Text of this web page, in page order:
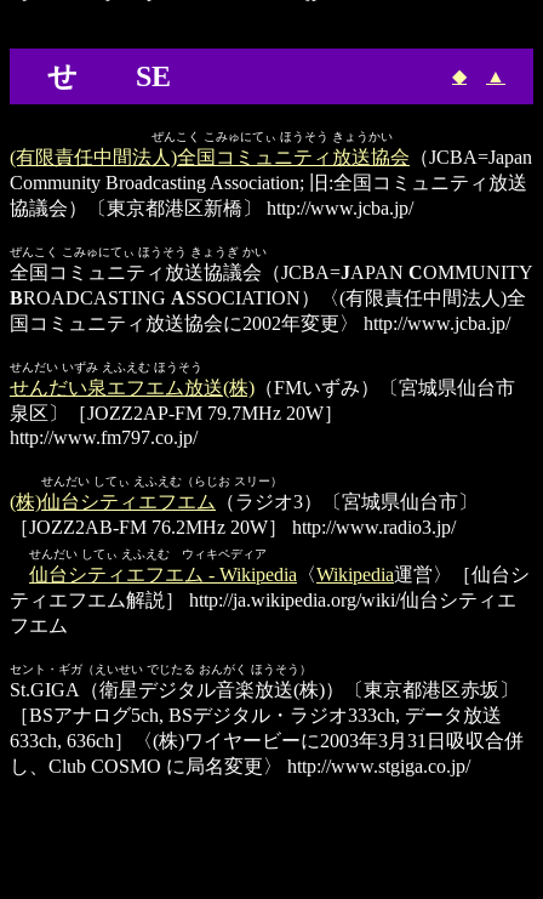
せ SE ◆ ▲
ぜんこく こみゅにてぃ ほうそう きょうかい
(有限責任中間法人)全国コミュニティ放送協会 （JCBA=Japan
Community Broadcasting Association; 旧:全国コミュニティ放送
協議会）〔東京都港区新橋〕
http://www.jcba.jp/
ぜんこく こみゅにてぃ ほうそう きょうぎ かい
全国コミュニティ放送協議会 （JCBA=JAPAN COMMUNITY
BROADCASTING ASSOCIATION）〈(有限責任中間法人)全
国コミュニティ放送協会に2002年変更〉
http://www.jcba.jp/
せんだい いずみ えふえむ ほうそう
せんだい泉エフエム放送(株) （FMいずみ）〔宮城県仙台市
泉区〕［JOZZ2AP-FM 79.7MHz 20W］
http://www.fm797.co.jp/
せんだい してぃ えふえむ（らじお スリー）
(株)仙台シティエフエム
（ラジオ3）〔宮城県仙台市〕
［JOZZ2AB-FM 76.2MHz 20W］
http://www.radio3.jp/
せんだい してぃ えふえむ ウィキペディア
仙台シティエフエム - Wikipedia 〈Wikipedia運営〉［仙台シ
ティエフエム解説］
http://ja.wikipedia.org/wiki/仙台シティエ
フエム
セント・ギガ（えいせい でじたる おんがく ほうそう）
St.GIGA
（衛星デジタル音楽放送(株)）〔東京都港区赤坂〕
［BSアナログ5ch, BSデジタル・ラジオ333ch, データ放送
633ch, 636ch］〈(株)ワイヤービーに2003年3月31日吸収合併
し、Club COSMO に局名変更〉
http://www.stgiga.co.jp/